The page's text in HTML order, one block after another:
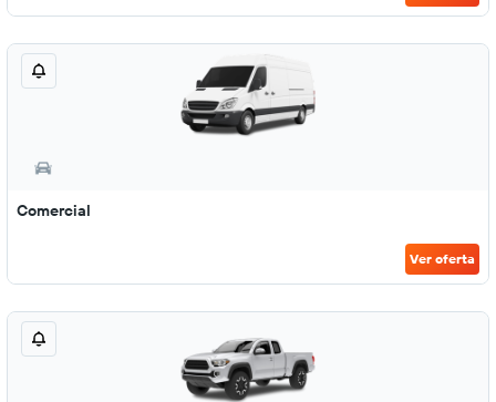
Comercial
Ver oferta